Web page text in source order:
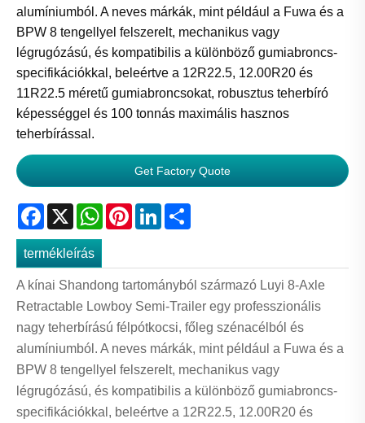
alumíniumból. A neves márkák, mint például a Fuwa és a
BPW 8 tengellyel felszerelt, mechanikus vagy
légrugózású, és kompatibilis a különböző gumiabroncs-
specifikációkkal, beleértve a 12R22.5, 12.00R20 és
11R22.5 méretű gumiabroncsokat, robusztus teherbíró
képességgel és 100 tonnás maximális hasznos
teherbírással.
Get Factory Quote
Facebook
X WhatsApp
PinterestLinkedIn
termékleírás
A kínai Shandong tartományból származó Luyi 8-Axle
Retractable Lowboy Semi-Trailer egy professzionális
nagy teherbírású félpótkocsi, főleg szénacélból és
alumíniumból. A neves márkák, mint például a Fuwa és a
BPW 8 tengellyel felszerelt, mechanikus vagy
légrugózású, és kompatibilis a különböző gumiabroncs-
specifikációkkal, beleértve a 12R22.5, 12.00R20 és